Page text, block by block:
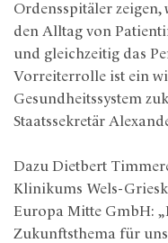
Ordensspitäler
den Alltag von
und gleichzeitig das
Vorreiterrolle ist ein
Gesundheitssystem
Staatssekretär
Dazu Dietbert
Klinikums Wels-
Europa Mitte GmbH:
Zukunftsthema für